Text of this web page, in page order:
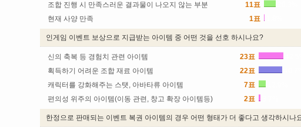
조합 진행 시 만족스러운 결과물이 나오지 않는 부분
11표
현재 사양 만족
1표
인게임 이벤트 보상으로 지급받는 아이템 중 어떤 것을 선호 하시나요?
신의 축복 등 경험치 관련 아이템 23표
획득하기 어려운 조합 재료 아이템
22표
캐릭터를 강화해주는 스탯, 아바타류 아이템
7표
편의성 위주의 아이템(이동 관련, 창고 확장 아이템등)
2표
한정으로 판매되는 이벤트 복권 아이템의 경우 어떤 형태가 더 좋다고 생각하시나